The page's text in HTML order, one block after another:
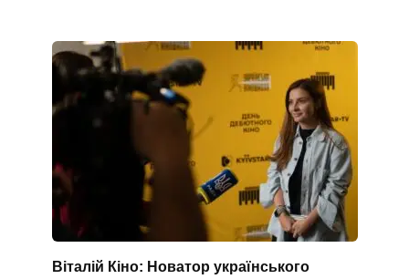
Віталій Кіно: Новатор українського